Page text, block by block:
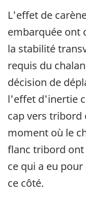
L'effet de
embarquée ont
la stabilité
requis du
décision de
l'effet d'inertie
cap vers tribord
moment où le
flanc tribord ont
ce qui a eu
ce côté.